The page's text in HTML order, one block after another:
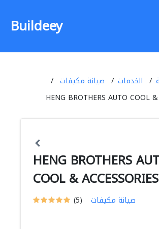
Buildeey
الخدمات
صيانة مكيفات
HENG BROTHERS AUTO COOL &
HENG BROTHERS
COOL & ACCESSORIES
(5) صيانة مكيفات